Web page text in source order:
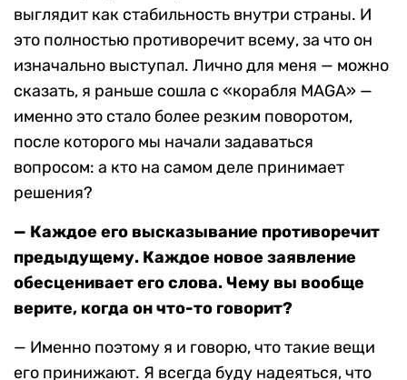
выглядит как стабильность внутри страны. И
это полностью противоречит всему, за что он
изначально выступал. Лично для меня — можно
сказать, я раньше сошла с «корабля MAGA» —
именно это стало более резким поворотом,
после которого мы начали задаваться
вопросом: а кто на самом деле принимает
решения?
— Каждое его высказывание противоречит
предыдущему. Каждое новое заявление
обесценивает его слова. Чему вы вообще
верите, когда он что-то говорит?
— Именно поэтому я и говорю, что такие вещи
его принижают. Я всегда буду надеяться, что